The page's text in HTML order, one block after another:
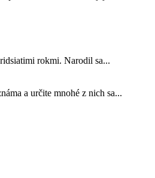
rokmi. Narodil sa...
a určite mnohé z nich sa...